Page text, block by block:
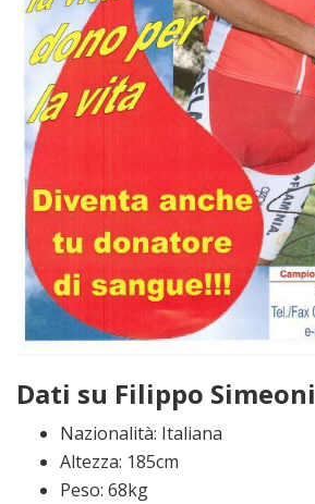
Dati su Filippo Simeoni
Nazionalità: Italiana
Altezza: 185cm
Peso: 68kg